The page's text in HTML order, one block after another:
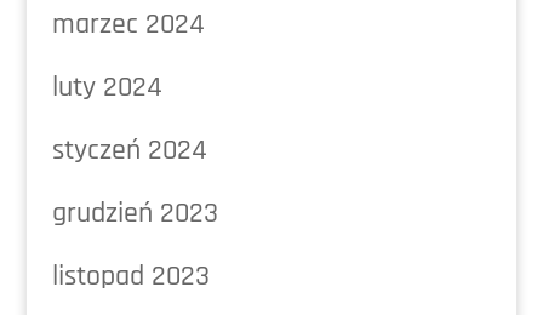
marzec 2024
luty 2024
styczeń 2024
grudzień 2023
listopad 2023